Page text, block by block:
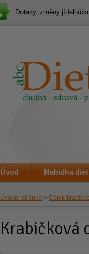
Úvodní stránka > Ceník
Krabičková
Dotazy, změny
Úvod Nabídka diet